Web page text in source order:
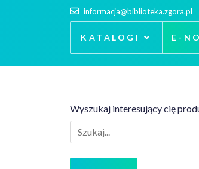
informacja@biblioteka.zgora.pl
KATALOGI E-
Wyszukaj interesujący cię